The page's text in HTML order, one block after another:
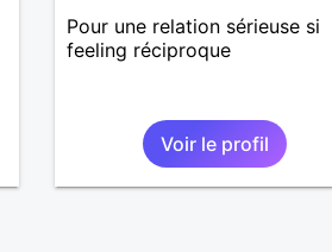
Pour une relation sérieuse si
feeling réciproque
Voir le profil